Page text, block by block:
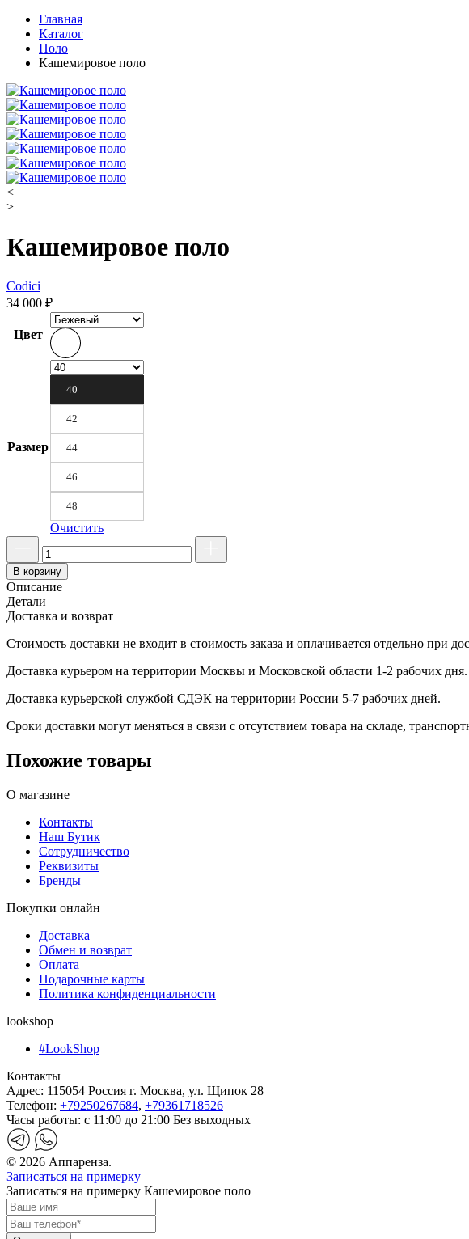
Главная
Каталог
Поло
Кашемировое поло
<
>
Кашемировое поло
Codici
34 000 ₽
Цвет
Размер
40
42
44
46
48
Очистить
В корзину
Описание
Детали
Доставка и возврат
Стоимость доставки не входит в стоимость заказа и оплачивается отдельно при
Доставка курьером на территории Москвы и Московской области 1-2 рабочих дня.
Доставка курьерской службой СДЭК на территории России 5-7 рабочих дней.
Сроки доставки могут меняться в связи с отсутствием товара на складе,
Похожие товары
О магазине
Контакты
Наш Бутик
Сотрудничество
Реквизиты
Бренды
Покупки онлайн
Доставка
Обмен и возврат
Оплата
Подарочные карты
Политика конфиденциальности
lookshop
#LookShop
Контакты
Адрес: 115054 Россия г. Москва, ул. Щипок 28
Телефон: +79250267684, +79361718526
Часы работы: с 11:00 до 21:00 Без выходных
© 2026 Аппаренза.
Записаться на примерку
Записаться на примерку Кашемировое поло